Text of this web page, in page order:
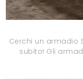
Cerchi un armadio
subito! Gli